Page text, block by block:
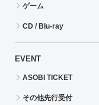
ゲーム
CD / Blu-ray
EVENT
ASOBI TICKET
その他先行受付